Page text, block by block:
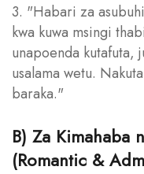
3. "Habari za
kwa kuwa msingi
unapoenda kutafuta,
usalama wetu.
baraka."
B) Za Kimahaba
(Romantic &